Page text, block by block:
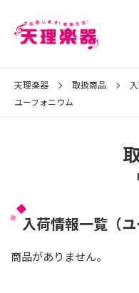
天理楽器 取扱商品
ユーフォニウム
入荷情報一覧（ユ
商品がありません。